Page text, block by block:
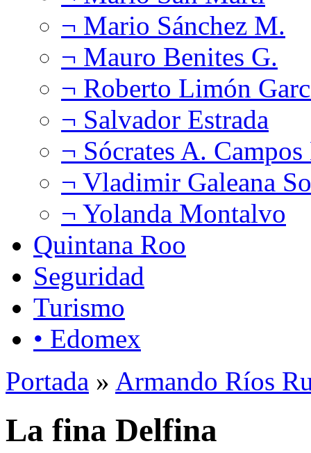
¬ Mario Sánchez M.
¬ Mauro Benites G.
¬ Roberto Limón
¬ Salvador Estrada
¬ Sócrates A.
¬ Vladimir Galeana
¬ Yolanda Montalvo
Quintana Roo
Seguridad
Turismo
• Edomex
Portada » Armando Ríos
La fina Delfina